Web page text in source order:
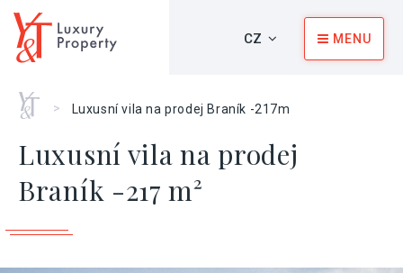
CZ MENU
Home
> Luxusní vila na prodej Braník -217m
Luxusní vila na prodej
Braník -217 m²